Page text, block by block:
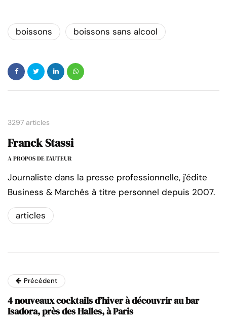
boissons boissons sans alcool
3297 articles
Franck Stassi
A PROPOS DE L'AUTEUR
Journaliste dans la presse professionnelle, j'édite
Business & Marchés à titre personnel depuis 2007.
articles
Précédent
4 nouveaux cocktails d’hiver à découvrir au bar
Isadora, près des Halles, à Paris